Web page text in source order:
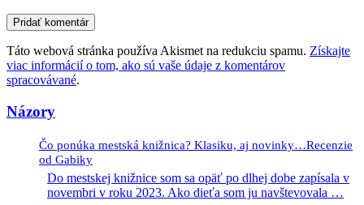
Táto webová stránka používa Akismet na redukciu spamu. Získajte
viac informácií o tom, ako sú vaše údaje z komentárov
spracovávané.
Názory
Čo ponúka mestská knižnica? Klasiku, aj novinky…Recenzie
od Gabiky
Do mestskej knižnice som sa opäť po dlhej dobe zapísala v
novembri v roku 2023. Ako dieťa som ju navštevovala …